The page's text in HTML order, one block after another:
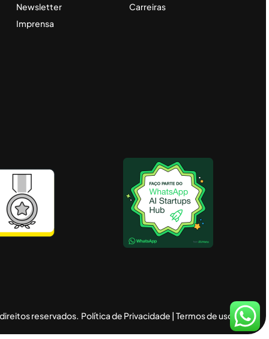
Newsletter
Imprensa
Carreiras
reservados. Política de Privacidade | Termos de uso